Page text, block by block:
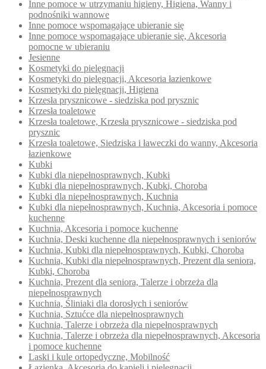
Inne pomoce w utrzymaniu higieny, Higiena, Wanny i
podnośniki wannowe
Inne pomoce wspomagające ubieranie się
Inne pomoce wspomagające ubieranie się, Akcesoria
pomocne w ubieraniu
Jesienne
Kosmetyki do pielęgnacji
Kosmetyki do pielęgnacji, Akcesoria łazienkowe
Kosmetyki do pielęgnacji, Higiena
Krzesła prysznicowe - siedziska pod prysznic
Krzesła toaletowe
Krzesła toaletowe, Krzesła prysznicowe - siedziska pod
prysznic
Krzesła toaletowe, Siedziska i ławeczki do wanny, Akcesoria
łazienkowe
Kubki
Kubki dla niepełnosprawnych, Kubki
Kubki dla niepełnosprawnych, Kubki, Choroba
Kubki dla niepełnosprawnych, Kuchnia
Kubki dla niepełnosprawnych, Kuchnia, Akcesoria i pomoce
kuchenne
Kuchnia, Akcesoria i pomoce kuchenne
Kuchnia, Deski kuchenne dla niepełnosprawnych i seniorów
Kuchnia, Kubki dla niepełnosprawnych, Kubki, Choroba
Kuchnia, Kubki dla niepełnosprawnych, Prezent dla seniora,
Kubki, Choroba
Kuchnia, Prezent dla seniora, Talerze i obrzeża dla
niepełnosprawnych
Kuchnia, Śliniaki dla dorosłych i seniorów
Kuchnia, Sztućce dla niepełnosprawnych
Kuchnia, Talerze i obrzeża dla niepełnosprawnych
Kuchnia, Talerze i obrzeża dla niepełnosprawnych, Akcesoria
i pomoce kuchenne
Laski i kule ortopedyczne, Mobilność